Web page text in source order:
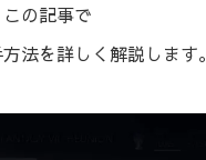
の記事で
法を詳しく解説します。